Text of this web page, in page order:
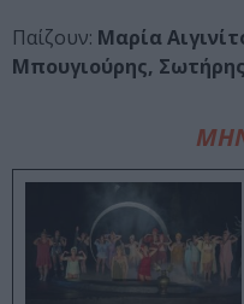
Παίζουν: Μαρία
Μπουγιούρης,